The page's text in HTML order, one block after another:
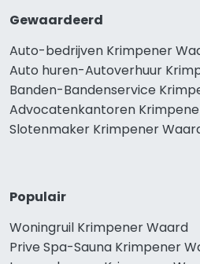
Gewaardeerd
Auto-bedrijven Krimpener
Auto huren-Autoverhuur
Banden-Bandenservice
Advocatenkantoren
Slotenmaker Krimpener
Populair
Woningruil Krimpener Waard
Prive Spa-Sauna Krimpener